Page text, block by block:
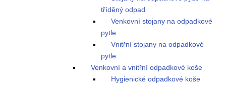
tříděný odpad
Venkovní stojany na odpadkové
pytle
Vnitřní stojany na odpadkové
pytle
Venkovní a vnitřní odpadkové koše
Hygienické odpadkové koše